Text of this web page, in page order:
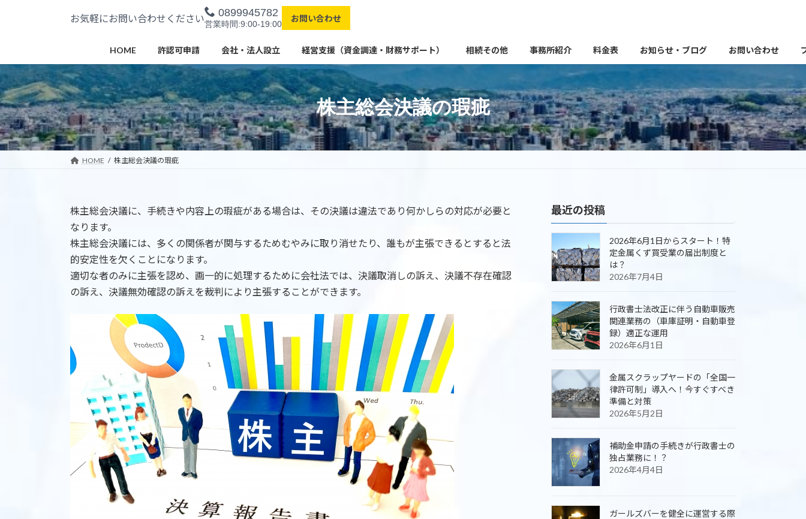
ツ
へ
ス
キ
ッ
プ
シ
ョ
ン
に
移
動
お気軽にお問い合わせください 0899945782
営業時間:9:00-19:00
お問い合わせ
HOME 許認可申請 会社・法人設立 経営支援（資金調達・財務サポート） 相続その他 事務所紹介 料金表 お知らせ・ブログ お問い合わせ
株主総会決議の瑕疵
HOME 株主総会決議の瑕疵
株主総会決議に、手続きや内容上の瑕疵がある場合は、その決議は違法であり何かしらの対応が必要と
なります。
株主総会決議には、多くの関係者が関与するためむやみに取り消せたり、誰もが主張できるとすると法
的安定性を欠くことになります。
適切な者のみに主張を認め、画一的に処理するために会社法では、決議取消しの訴え、決議不存在確認
の訴え、決議無効確認の訴えを裁判により主張することができます。
最近の投稿
2026年6月1日からスタート！特
定金属くず買受業の届出制度と
は？
2026年7月4日
行政書士法改正に伴う自動車販売
関連業務の（車庫証明・自動車登
録）適正な運用
2026年6月1日
金属スクラップヤードの「全国一
律許可制」導入へ！今すぐすべき
準備と対策
2026年5月2日
補助金申請の手続きが行政書士の
独占業務に！？
2026年4月4日
ガールズバーを健全に運営する際